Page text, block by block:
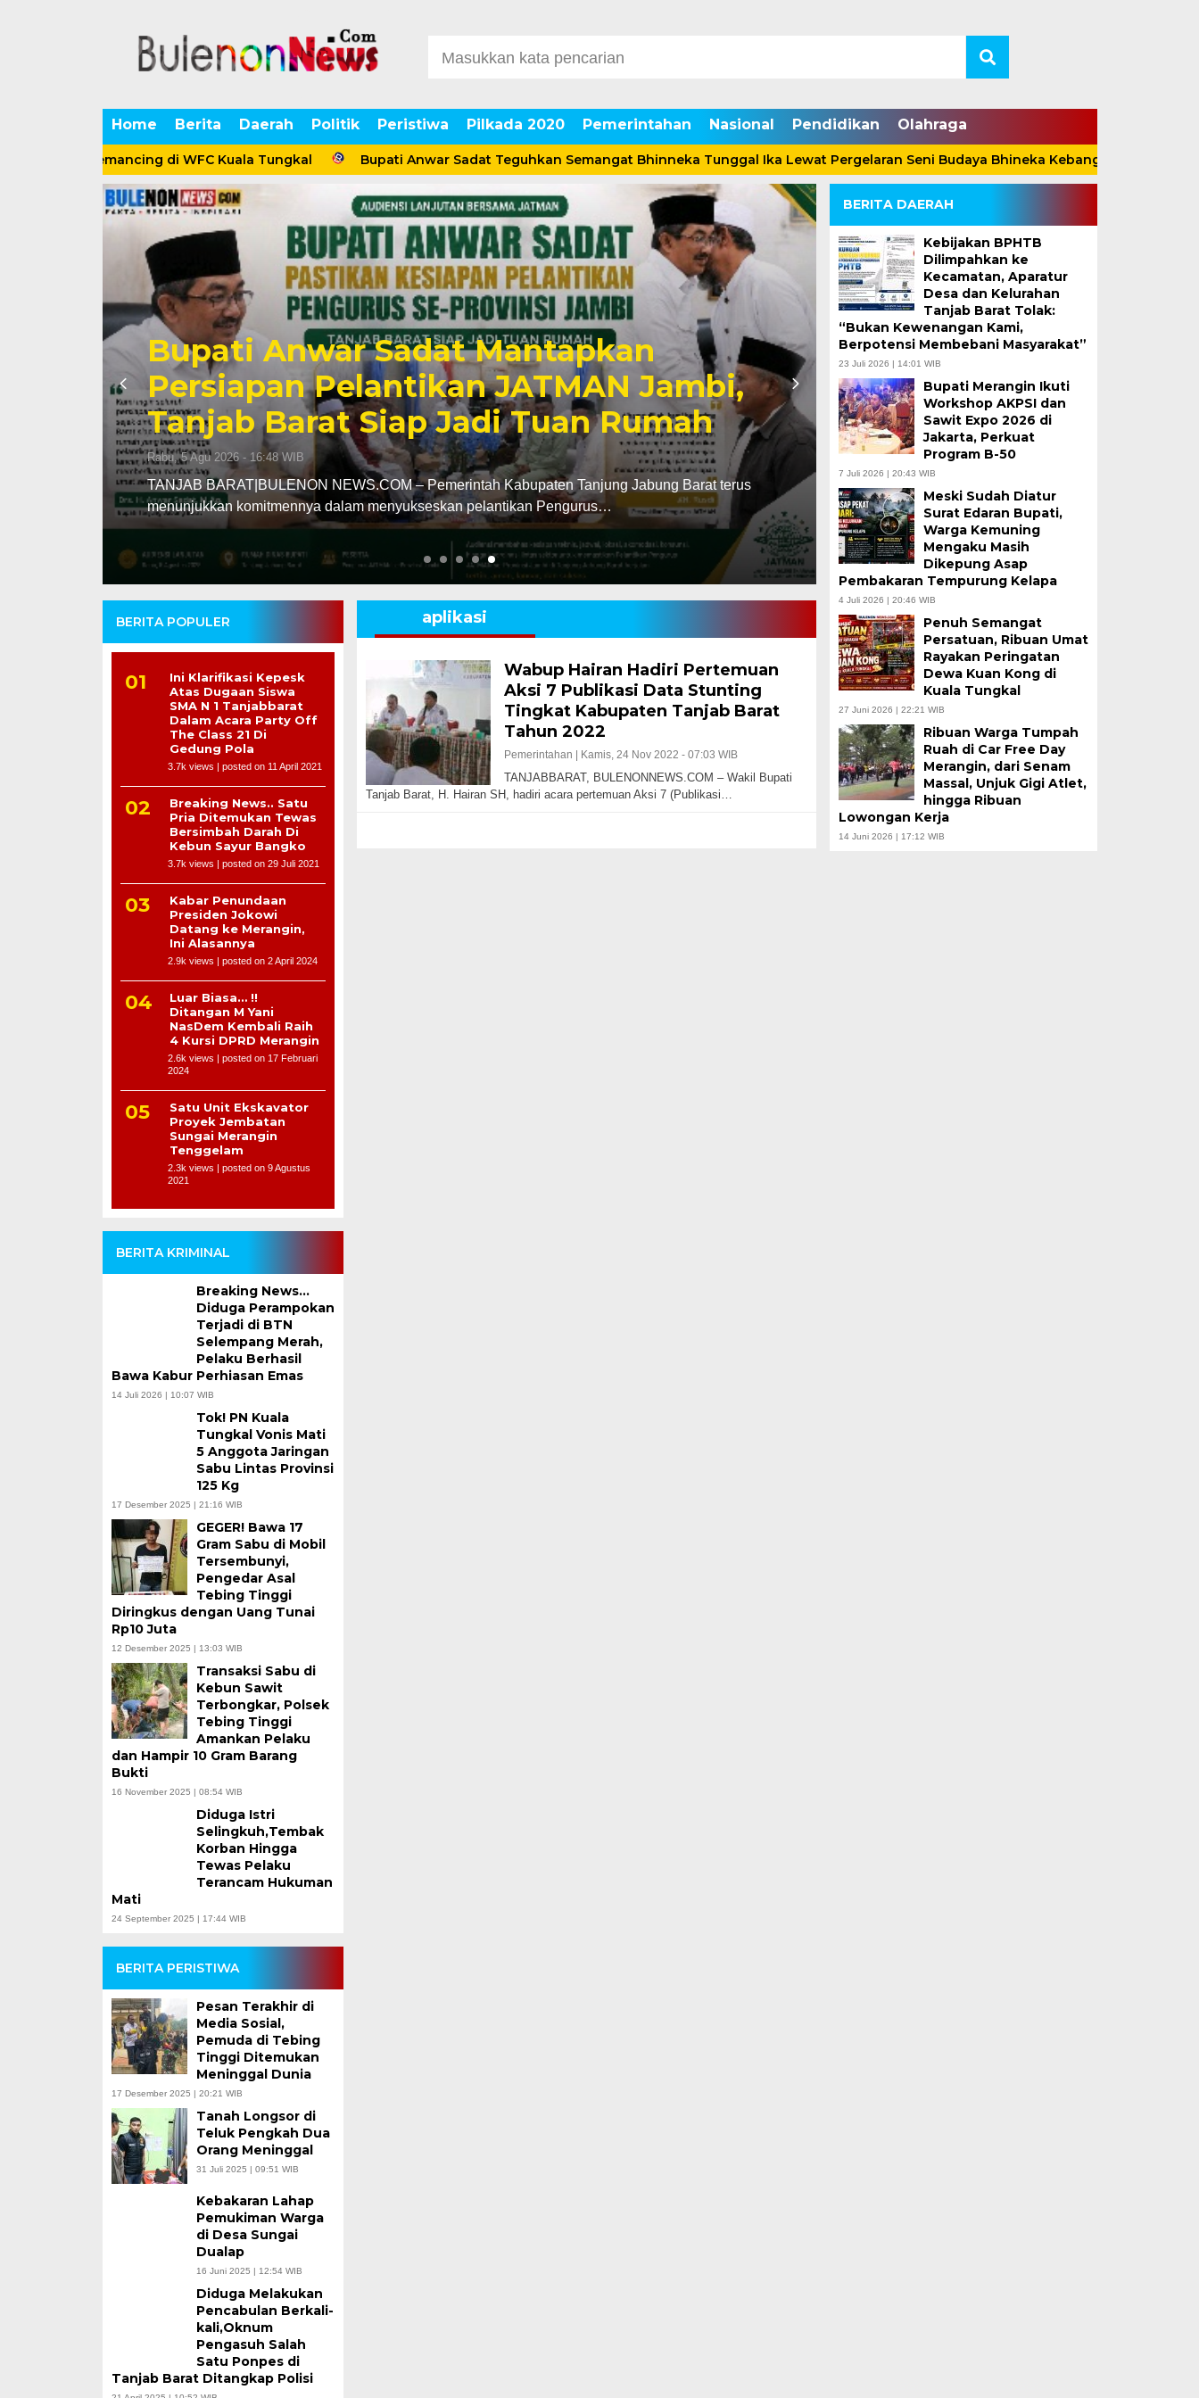
Home Berita Daerah Politik Peristiwa Pilkada 2020 Pemerintahan Nasional Pendidikan Olahraga
Pemancing di WFC Kuala Tungkal Bupati Anwar Sadat Teguhkan Semangat Bhinneka Tunggal Ika Lewat Pergelaran Seni Budaya Bhineka Kebangsaan
Bupati Anwar Sadat Mantapkan
Persiapan Pelantikan JATMAN Jambi,
Tanjab Barat Siap Jadi Tuan Rumah
Rabu, 5 Agu 2026 - 16:48 WIB
TANJAB BARAT|BULENON NEWS.COM – Pemerintah Kabupaten Tanjung Jabung Barat terus
menunjukkan komitmennya dalam menyukseskan pelantikan Pengurus…
Bupati Anwar Sadat
Peringatan HUT RI
Barat Bersama
WFC Kuala Tungkal
Kamis, 6 Agu 2026 - 12:19 WIB
TANJAB BARAT, BULENON NEWS.COM – Ribuan
Kayo Mustiko Rajo…
BERITA POPULER
Ini Klarifikasi Kepesk
Atas Dugaan Siswa
SMA N 1 Tanjabbarat
Dalam Acara Party Off
The Class 21 Di
Gedung Pola
3.7k views | posted on 11 April 2021
Breaking News.. Satu
Pria Ditemukan Tewas
Bersimbah Darah Di
Kebun Sayur Bangko
3.7k views | posted on 29 Juli 2021
Kabar Penundaan
Presiden Jokowi
Datang ke Merangin,
Ini Alasannya
2.9k views | posted on 2 April 2024
Luar Biasa… !!
Ditangan M Yani
NasDem Kembali Raih
4 Kursi DPRD Merangin
2.6k views | posted on 17 Februari
2024
Satu Unit Ekskavator
Proyek Jembatan
Sungai Merangin
Tenggelam
2.3k views | posted on 9 Agustus
2021
BERITA KRIMINAL
Breaking News…
Diduga Perampokan
Terjadi di BTN
Selempang Merah,
Pelaku Berhasil
Bawa Kabur Perhiasan Emas
14 Juli 2026 | 10:07 WIB
Tok! PN Kuala
Tungkal Vonis Mati
5 Anggota Jaringan
Sabu Lintas Provinsi
125 Kg
17 Desember 2025 | 21:16 WIB
GEGER! Bawa 17
Gram Sabu di Mobil
Tersembunyi,
Pengedar Asal
Tebing Tinggi
Diringkus dengan Uang Tunai
Rp10 Juta
12 Desember 2025 | 13:03 WIB
Transaksi Sabu di
Kebun Sawit
Terbongkar, Polsek
Tebing Tinggi
Amankan Pelaku
dan Hampir 10 Gram Barang
Bukti
16 November 2025 | 08:54 WIB
Diduga Istri
Selingkuh,Tembak
Korban Hingga
Tewas Pelaku
Terancam Hukuman
Mati
24 September 2025 | 17:44 WIB
BERITA PERISTIWA
Pesan Terakhir di
Media Sosial,
Pemuda di Tebing
Tinggi Ditemukan
Meninggal Dunia
17 Desember 2025 | 20:21 WIB
Tanah Longsor di
Teluk Pengkah Dua
Orang Meninggal
31 Juli 2025 | 09:51 WIB
Kebakaran Lahap
Pemukiman Warga
di Desa Sungai
Dualap
16 Juni 2025 | 12:54 WIB
Diduga Melakukan
Pencabulan Berkali-
kali,Oknum
Pengasuh Salah
Satu Ponpes di
Tanjab Barat Ditangkap Polisi
aplikasi
Wabup Hairan Hadiri Pertemuan
Aksi 7 Publikasi Data Stunting
Tingkat Kabupaten Tanjab Barat
Tahun 2022
Pemerintahan | Kamis, 24 Nov 2022 - 07:03 WIB
TANJABBARAT, BULENONNEWS.COM – Wakil Bupati
Tanjab Barat, H. Hairan SH, hadiri acara pertemuan Aksi 7 (Publikasi…
BERITA DAERAH
Kebijakan BPHTB
Dilimpahkan ke
Kecamatan, Aparatur
Desa dan Kelurahan
Tanjab Barat Tolak:
“Bukan Kewenangan Kami,
Berpotensi Membebani Masyarakat”
23 Juli 2026 | 14:01 WIB
Bupati Merangin Ikuti
Workshop AKPSI dan
Sawit Expo 2026 di
Jakarta, Perkuat
Program B-50
7 Juli 2026 | 20:43 WIB
Meski Sudah Diatur
Surat Edaran Bupati,
Warga Kemuning
Mengaku Masih
Dikepung Asap
Pembakaran Tempurung Kelapa
4 Juli 2026 | 20:46 WIB
Penuh Semangat
Persatuan, Ribuan Umat
Rayakan Peringatan
Dewa Kuan Kong di
Kuala Tungkal
27 Juni 2026 | 22:21 WIB
Ribuan Warga Tumpah
Ruah di Car Free Day
Merangin, dari Senam
Massal, Unjuk Gigi Atlet,
hingga Ribuan
Lowongan Kerja
14 Juni 2026 | 17:12 WIB